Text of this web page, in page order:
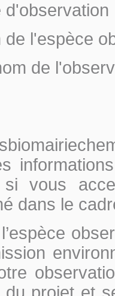
d'observation
de l'espèce
de
si vous
dans le